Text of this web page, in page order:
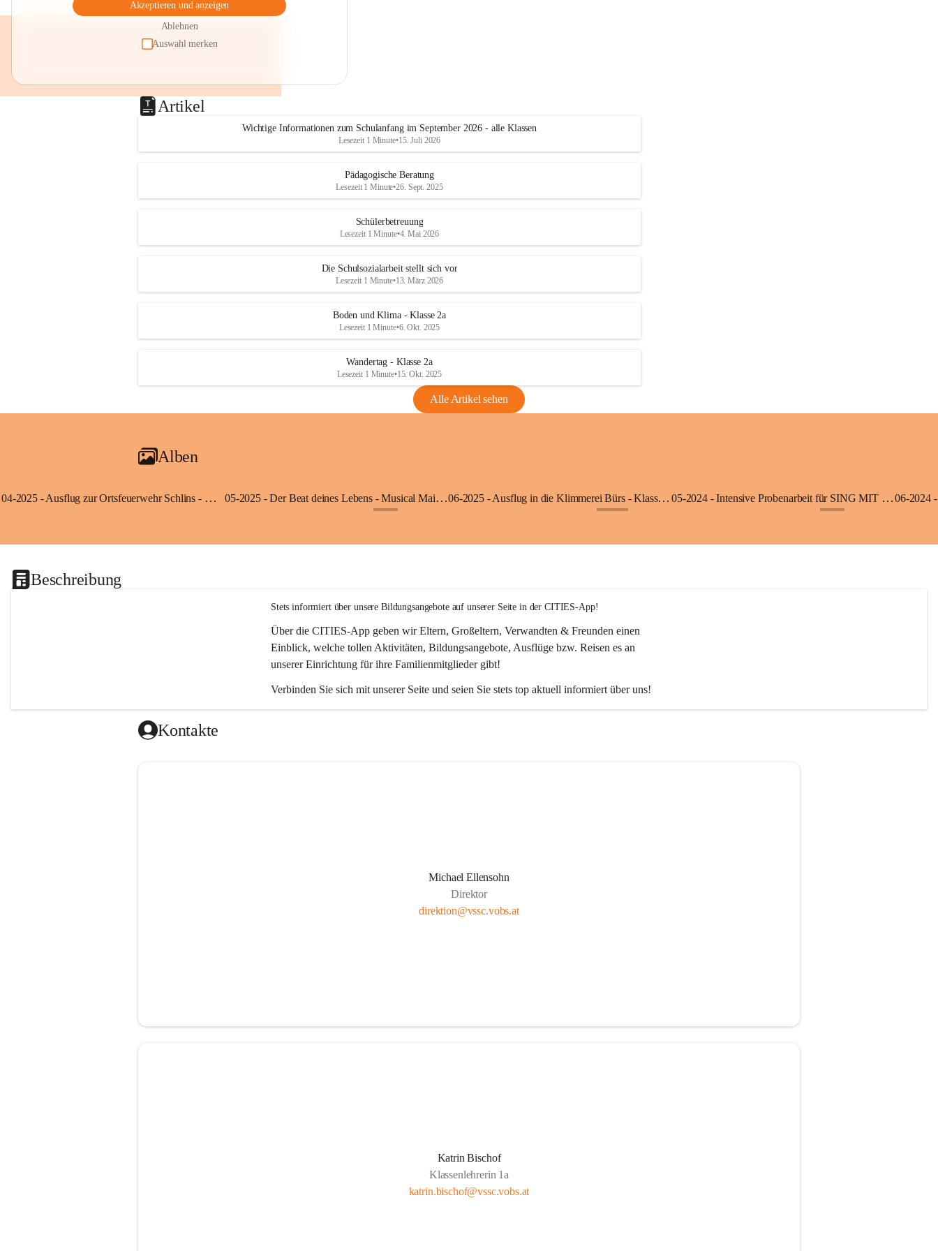
Akzeptieren und anzeigen
Ablehnen
Auswahl merken
Artikel
Wichtige Informationen zum Schulanfang im September 2026 - alle Klassen
Lesezeit 1 Minute•15. Juli 2026
Pädagogische Beratung
Lesezeit 1 Minute•26. Sept. 2025
Schülerbetreuung
Lesezeit 1 Minute•4. Mai 2026
Die Schulsozialarbeit stellt sich vor
Lesezeit 1 Minute•13. März 2026
Boden und Klima - Klasse 2a
Lesezeit 1 Minute•6. Okt. 2025
Wandertag - Klasse 2a
Lesezeit 1 Minute•15. Okt. 2025
Alle Artikel sehen
Alben
04-2025 - Ausflug zur Ortsfeuerwehr Schlins - Klassen 3a und 3b 05-2025 - Der Beat deines Lebens - Musical Mai 2025 06-2025 - Ausflug in die Klimmerei Bürs - Klasse 1a 05-2024 - Intensive Probenarbeit für SING MIT - Klasse 3b06-2024
Beschreibung
Stets informiert über unsere Bildungsangebote auf unserer Seite in der CITIES-App!
Über die CITIES-App geben wir Eltern, Großeltern, Verwandten & Freunden einen
Einblick, welche tollen Aktivitäten, Bildungsangebote, Ausflüge bzw. Reisen es an
unserer Einrichtung für ihre Familienmitglieder gibt!
Verbinden Sie sich mit unserer Seite und seien Sie stets top aktuell informiert über uns!
Kontakte
Michael Ellensohn
Direktor
direktion@vssc.vobs.at
Katrin Bischof
Klassenlehrerin 1a
katrin.bischof@vssc.vobs.at